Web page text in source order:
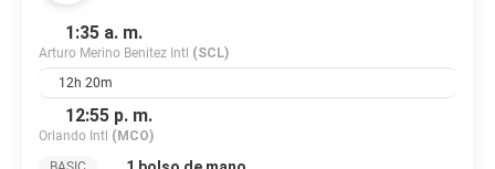
1:35 a. m.
Arturo Merino Benitez Intl (SCL)
12h 20m
12:55 p. m.
Orlando Intl (MCO)